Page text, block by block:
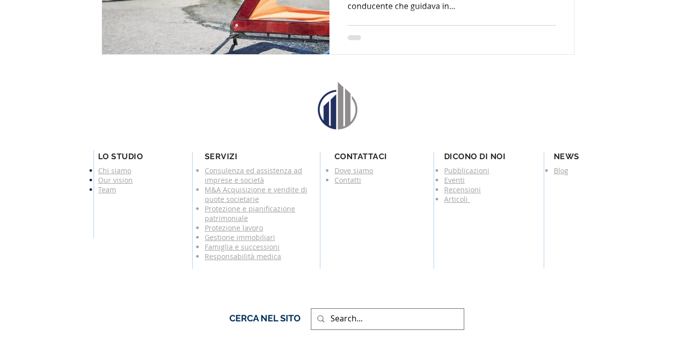
conducente che guidava in...
LO STUDIO SERVIZI CONTATTACI DICONO DI NOI
NEWS
Chi siamo
Our vision
Team
Consulenza ed assistenza ad
imprese e società
M&A Acquisizione e vendite di
quote societarie
Protezione e pianificazione
patrimoniale
Protezione lavoro
Gestione immobiliari
Famiglia e successioni
Responsabilità medica
Dove siamo
Contatti
Pubblicazioni
Eventi
Recensioni
Articoli
Blog
CERCA NEL SITO